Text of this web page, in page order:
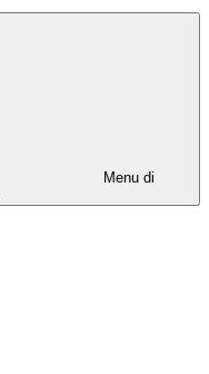
Menu di